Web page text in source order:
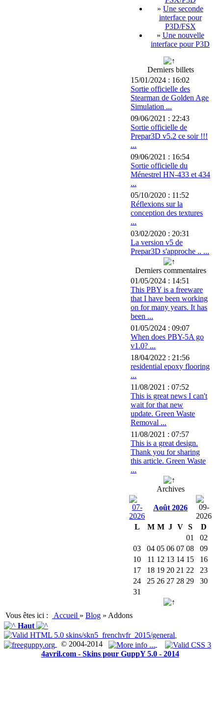
» Une seconde
interface pour
P3D/FSX
» Une nouvelle
interface pour P3D
Derniers billets
15/01/2024 : 16:02
Sortie officielle des
Stearman de Golden Age
Simulation ...
09/06/2021 : 22:43
Sortie officielle de
Prepar3D v5.2 ce soir !!!
...
09/06/2021 : 16:54
Sortie officielle du
Ménestrel HN-433 et 434
...
05/10/2020 : 11:52
Réflexions sur la
conception des textures
...
03/02/2020 : 20:31
La version v5 de
Prepar3D s'approche .. ...
Derniers commentaires
01/05/2024 : 14:51
This PBY is a freeware
that I have been working
on for many years. It has
been ...
01/05/2024 : 09:07
When does PBY-5A go
v1.0? ...
18/04/2022 : 21:56
residential epoxy flooring
...
11/08/2021 : 07:52
This is great news I can't
wait for that new
update. Green Waste
Removal ...
11/08/2021 : 07:57
This is a great design.
Thank you for sharing
this article. Green Waste
...
Archives
Août 2026
L M M J V S
D
01
02
03
04 05 06 07 08
09
10
11 12 13 14 15
16
17
18 19 20 21 22
23
24
25 26 27 28 29
30
31
Vous êtes ici : Accueil » Blog » Addons
Haut
© 2004-2014
4avril.com - Skins pour GuppY 5.0 - 2014